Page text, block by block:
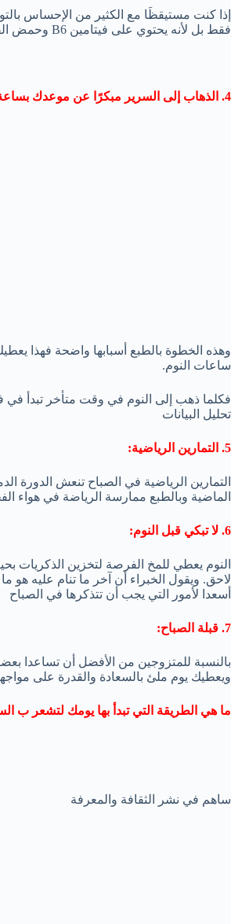
إذا كنت مستيقظَا مع الكثير من الإحساس
فقط بل لأنه يحتوي على فيتامين B6 وحمض الفوليك الموصوفان لأدوية تخفيف التوتر
4. الذهاب إلى السرير مبكرًا عن موعدك بساعة:
وهذه الخطوة بالطبع أسبابها واضحة فهذا
ساعات النوم.
فكلما ذهب إلى النوم في وقت متأخر تبدأ
تحليل البيانات
5. التمارين الرياضية:
التمارين الرياضية في الصباح تنعش
الماضية وبالطبع ممارسة الرياضة في هواء
6. لا تبكي قبل النوم:
النوم يعطي للمخ الفرصة لتخزين
لاحق. ويقول الخبراء أن آخر ما تنام عليه هو
أسعدا لأمور التي يجب أن تتذكرها في الصباح
7. قبلة الصباح:
بالنسبة للمتزوجين من الأفضل أن تساعدا
ويعطيك يوم ملئ بالسعادة والقدرة على
ما هي الطريقة التي تبدأ بها يومك لتشعر ب
ساهم في نشر الثقافة والمعرفة